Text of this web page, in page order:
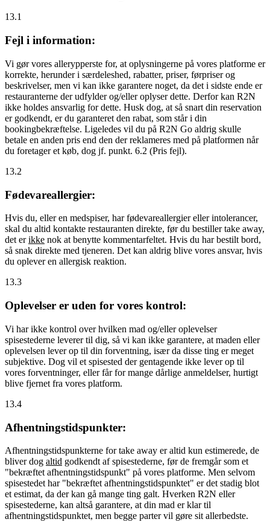
13.1
Fejl i information:
Vi gør vores allerypperste for, at oplysningerne på vores platforme er
korrekte, herunder i særdeleshed, rabatter, priser, førpriser og
beskrivelser, men vi kan ikke garantere noget, da det i sidste ende er
restauranterne der udfylder og/eller oplyser dette. Derfor kan R2N
ikke holdes ansvarlig for dette. Husk dog, at så snart din reservation
er godkendt, er du garanteret den rabat, som står i din
bookingbekræftelse. Ligeledes vil du på R2N Go aldrig skulle
betale en anden pris end den der reklameres med på platformen når
du foretager et køb, dog jf. punkt. 6.2 (Pris fejl).
13.2
Fødevareallergier:
Hvis du, eller en medspiser, har fødevareallergier eller intolerancer,
skal du altid kontakte restauranten direkte, før du bestiller take away,
det erikke nok at benytte kommentarfeltet. Hvis du har bestilt bord,
så snak direkte med tjeneren. Det kan aldrig blive vores ansvar, hvis
du oplever en allergisk reaktion.
13.3
Oplevelser er uden for vores kontrol:
Vi har ikke kontrol over hvilken mad og/eller oplevelser
spisestederne leverer til dig, så vi kan ikke garantere, at maden eller
oplevelsen lever op til din forventning, især da disse ting er meget
subjektive. Dog vil et spisested der gentagende ikke lever op til
vores forventninger, eller får for mange dårlige anmeldelser, hurtigt
blive fjernet fra vores platform.
13.4
Afhentningstidspunkter:
Afhentningstidspunkterne for take away er altid kun estimerede, de
bliver dog altid godkendt af spisestederne, før de fremgår som et
"bekræftet afhentningstidspunkt" på vores platforme. Men selvom
spisestedet har "bekræftet afhentningstidspunktet" er det stadig blot
et estimat, da der kan gå mange ting galt. Hverken R2N eller
spisestederne, kan altså garantere, at din mad er klar til
afhentningstidspunktet, men begge parter vil gøre sit allerbedste.